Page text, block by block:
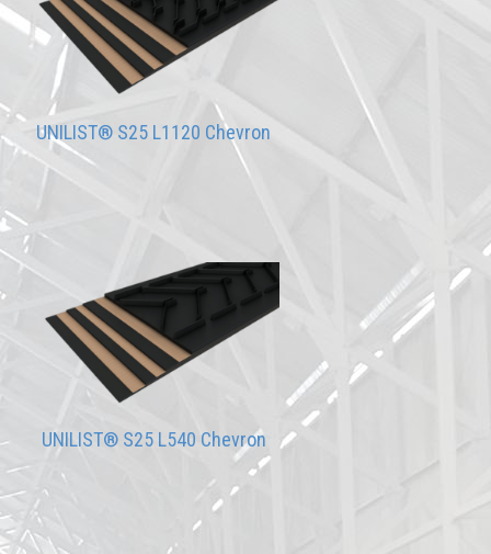
UNILIST® S25 L1120 Chevron
UNILIST® S25 L540 Chevron